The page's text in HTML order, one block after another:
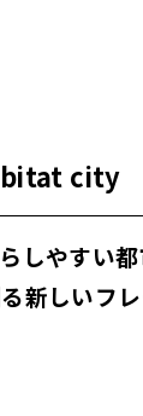
city
しやすい
新しいフ